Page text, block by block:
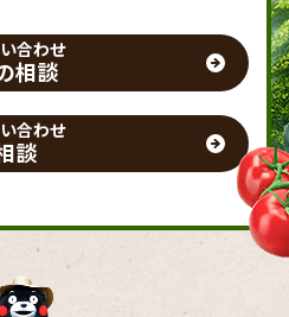
合わせ
相談
合わせ
談